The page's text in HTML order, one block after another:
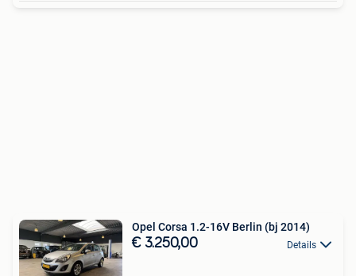
Opel Corsa 1.2-16V Berlin (bj 2014)
€ 3.250,00 Details